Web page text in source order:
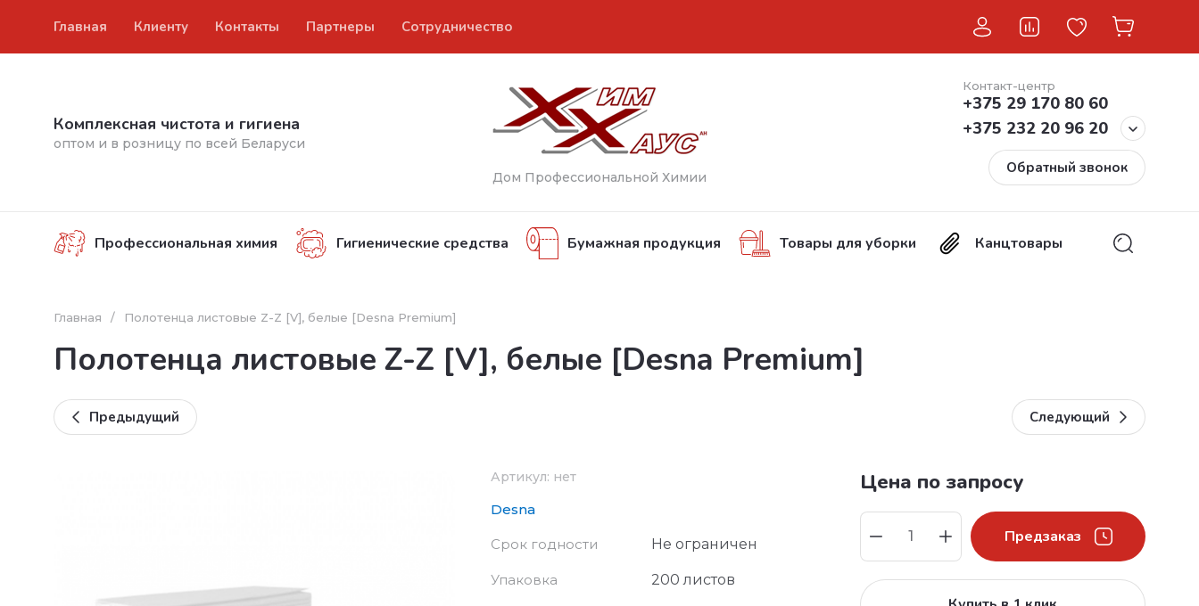
Главная Клиенту Контакты Партнеры Сотрудничество
Дом Профессиональной Химии
Комплексная чистота и гигиена
оптом и в розницу по всей Беларуси
Контакт-центр
+375 29 170 80 60
+375 232 20 96 20
Обратный звонок
Профессиональная химия Гигиенические средства Бумажная продукция Товары для уборки Канцтовары Хозтовары
Главная / Полотенца листовые Z-Z [V], белые [Desna Premium]
Полотенца листовые Z-Z [V], белые [Desna Premium]
Предыдущий Следующий
Артикул: нет
Desna
Срок годности Не ограничен
Упаковка 200 листов
Цена по запросу
Предзаказ